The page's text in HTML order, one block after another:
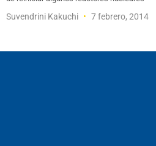
Suvendrini Kakuchi 7 febrero, 2014